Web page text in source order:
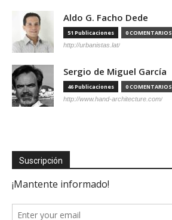
Aldo G. Facho Dede
51 Publicaciones 0 COMENTARIOS
http://urbanistas.lat/
Sergio de Miguel García
46 Publicaciones 0 COMENTARIOS
http://www.hand-architecture.com/
Suscripción